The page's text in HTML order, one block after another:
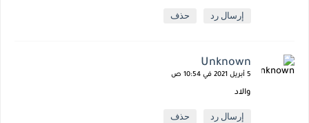
إرسال رد حذف
Unknown
5 أبريل 2021 في 10:54 ص
والاد
إرسال رد حذف